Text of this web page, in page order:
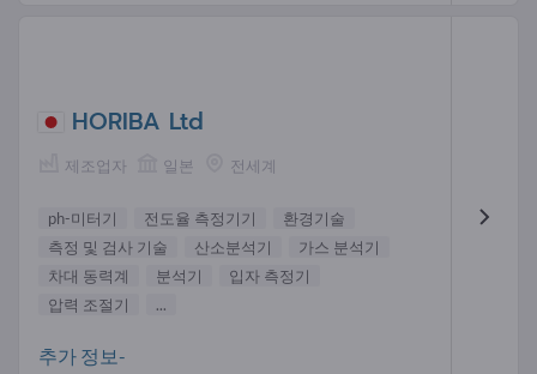
HORIBA Ltd
제조업자 일본 전세계
ph-미터기 전도율 측정기기
환경기술
측정 및 검사 기술
산소분석기
가스 분석기
차대 동력계
분석기
입자 측정기
압력 조절기
...
추가 정보-